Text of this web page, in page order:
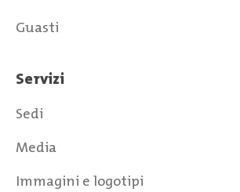
Guasti
Servizi
Sedi
Media
Immagini e logotipi